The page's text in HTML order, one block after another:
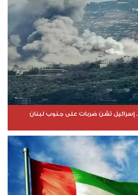
إسرائيل تشن ضربات على جنوب لبنان